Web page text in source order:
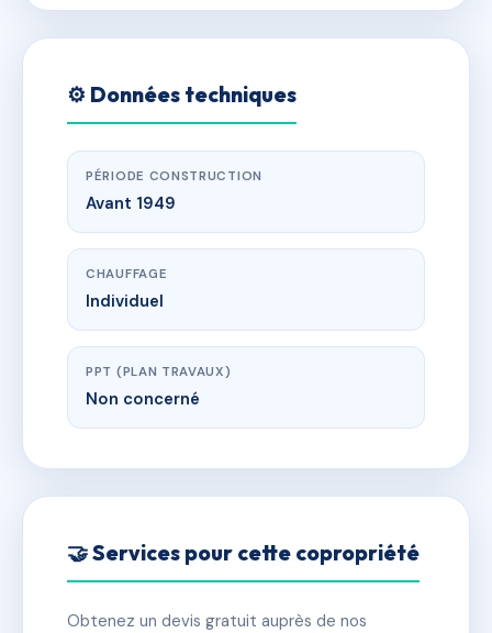
⚙️ Données techniques
PÉRIODE CONSTRUCTION
Avant 1949
CHAUFFAGE
Individuel
PPT (PLAN TRAVAUX)
Non concerné
🤝 Services pour cette copropriété
Obtenez un devis gratuit auprès de nos